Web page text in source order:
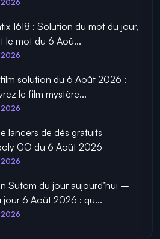
1618 : Solution du mot du jour,
le mot du 6 Aoû...
film solution du 6 Août 2026 :
le film mystère...
lancers de dés gratuits
GO du 6 Août 2026
Sutom du jour aujourd’hui –
jour 6 Août 2026 : qu...